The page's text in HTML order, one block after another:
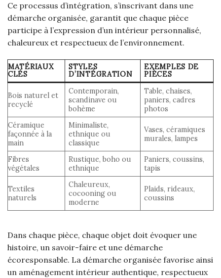
Ce processus d’intégration, s’inscrivant dans une
démarche organisée, garantit que chaque pièce
participe à l’expression d’un intérieur personnalisé,
chaleureux et respectueux de l’environnement.
MATÉRIAUX
CLÉS
STYLES
D’INTÉGRATION
EXEMPLES DE
PIÈCES
Bois naturel et
recyclé
Contemporain,
scandinave ou
bohème
Table, chaises,
paniers, cadres
photos
Céramique
façonnée à la
main
Minimaliste,
ethnique ou
classique
Vases, céramiques
murales, lampes
Fibres
végétales
Rustique, boho ou
ethnique
Paniers, coussins,
tapis
Textiles
naturels
Chaleureux,
cocooning ou
moderne
Plaids, rideaux,
coussins
Dans chaque pièce, chaque objet doit évoquer une
histoire, un savoir-faire et une démarche
écoresponsable. La démarche organisée favorise ainsi
un aménagement intérieur authentique, respectueux